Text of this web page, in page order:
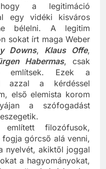
a legitimáció
egy vidéki kisváros
bélelni. A legitim
sokat írt maga Weber
Downs, Klaus Offe,
Habermas, csak
Ezek a
azzal a kérdéssel
első elemista korom
a szófogadást
filozófusok,
górcső alá venni,
nyelvét, akiktől joggal
a hagyományokat,